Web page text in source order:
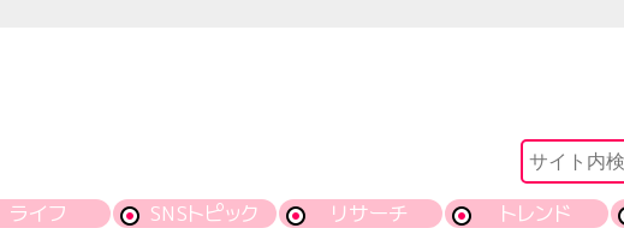
ライフ SNSトピック リサーチ トレンド